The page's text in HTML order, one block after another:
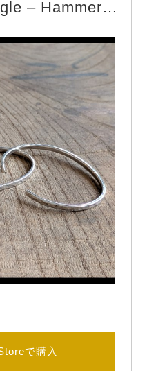
– Hammere
で購入